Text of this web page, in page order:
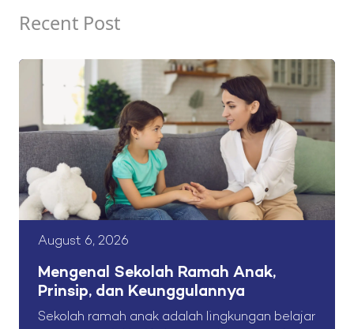
Recent Post
August 6, 2026
Mengenal Sekolah Ramah Anak,
Prinsip, dan Keunggulannya
Sekolah ramah anak adalah lingkungan belajar